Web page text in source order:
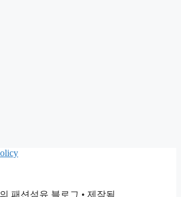
패션섬유 블로그 • 제작됨